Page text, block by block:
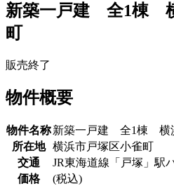
新築一戸建 全1棟
町
販売終了
物件概要
物件名称新築一戸建 全1棟 横
所在地 横浜市戸塚区小雀町
交通
JR東海道線「戸塚」駅
価格
(税込)